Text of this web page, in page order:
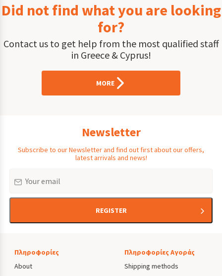
Did not find what you are looking
for?
Contact us to get help from the most qualified staff
in Greece & Cyprus!
MORE
Newsletter
Subscribe to our Newsletter and find out first about our offers,
latest arrivals and news!
REGISTER
Πληροφορίες
About
Πληροφορίες Αγοράς
Shipping methods